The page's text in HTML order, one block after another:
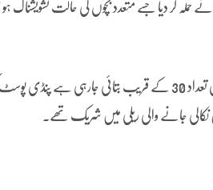
حملہ کر دیا جسے متعدد بچوں کی حالت تشویشناک
جہاں پر بچوں کو ابتدائی طبی امداد فراہم کی گئی زرائع کے مطابق زخمی بچوں کی تعداد 30
جانے والی ریلی میں شریک تھے۔